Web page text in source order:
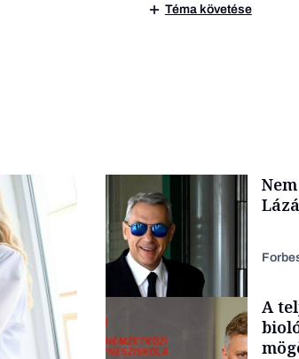
Téma követése
A